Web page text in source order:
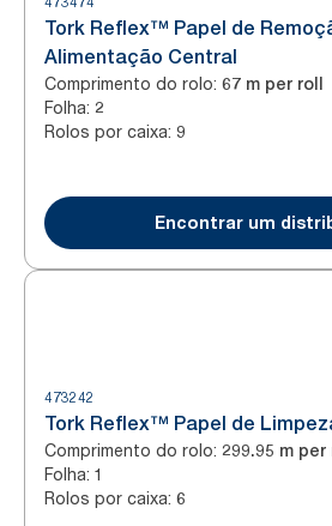
Tork Reflex™ Papel de
Alimentação Central
Comprimento do rolo: 67 m per roll
Folha: 2
Rolos por caixa: 9
Encontrar um
473242
Tork Reflex™ Papel de
Comprimento do rolo: 299.95 m per
Folha: 1
Rolos por caixa: 6